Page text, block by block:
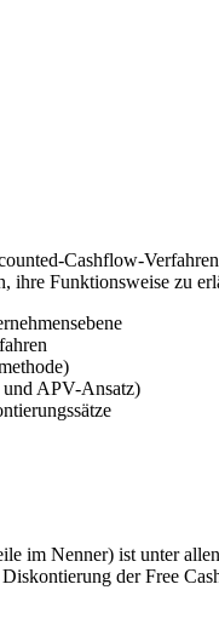
Cashflow-
ihre Funktionsweise zu
APV-Ansatz)
im Nenner) ist unter
der Free